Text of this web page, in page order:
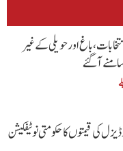
باغ اور حویلی کے غیر
آگئے
کی قیمتوں کا حکومتی نوٹیفکیشن